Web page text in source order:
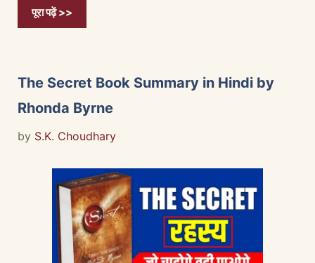
पूरा पढ़ें >>
The Secret Book Summary in Hindi by
Rhonda Byrne
by S.K. Choudhary